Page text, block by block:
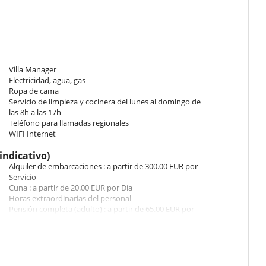
upstairs section of the villa is closed.
family or friends
kayaks.
common to the four villas on the estate
4 occupants)
diner) and they can also shop food for you (extra charge of 65€
Villa Manager
Electricidad, agua, gas
Ropa de cama
Servicio de limpieza y cocinera del lunes al domingo de
las 8h a las 17h
Teléfono para llamadas regionales
WIFI Internet
Alquiler de embarcaciones : a partir de 300.00 EUR por
Servicio
Cuna : a partir de 20.00 EUR por Día
Horas extraordinarias del personal
Pensión completa (adulto) : a partir de 65.00 EUR por